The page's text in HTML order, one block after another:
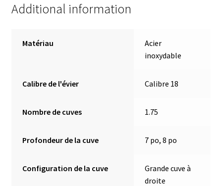
Additional information
Matériau
Acier
inoxydable
Calibre de l'évier Calibre 18
Nombre de cuves 1.75
Profondeur de la cuve 7 po, 8 po
Configuration de la cuve
Grande cuve à
droite